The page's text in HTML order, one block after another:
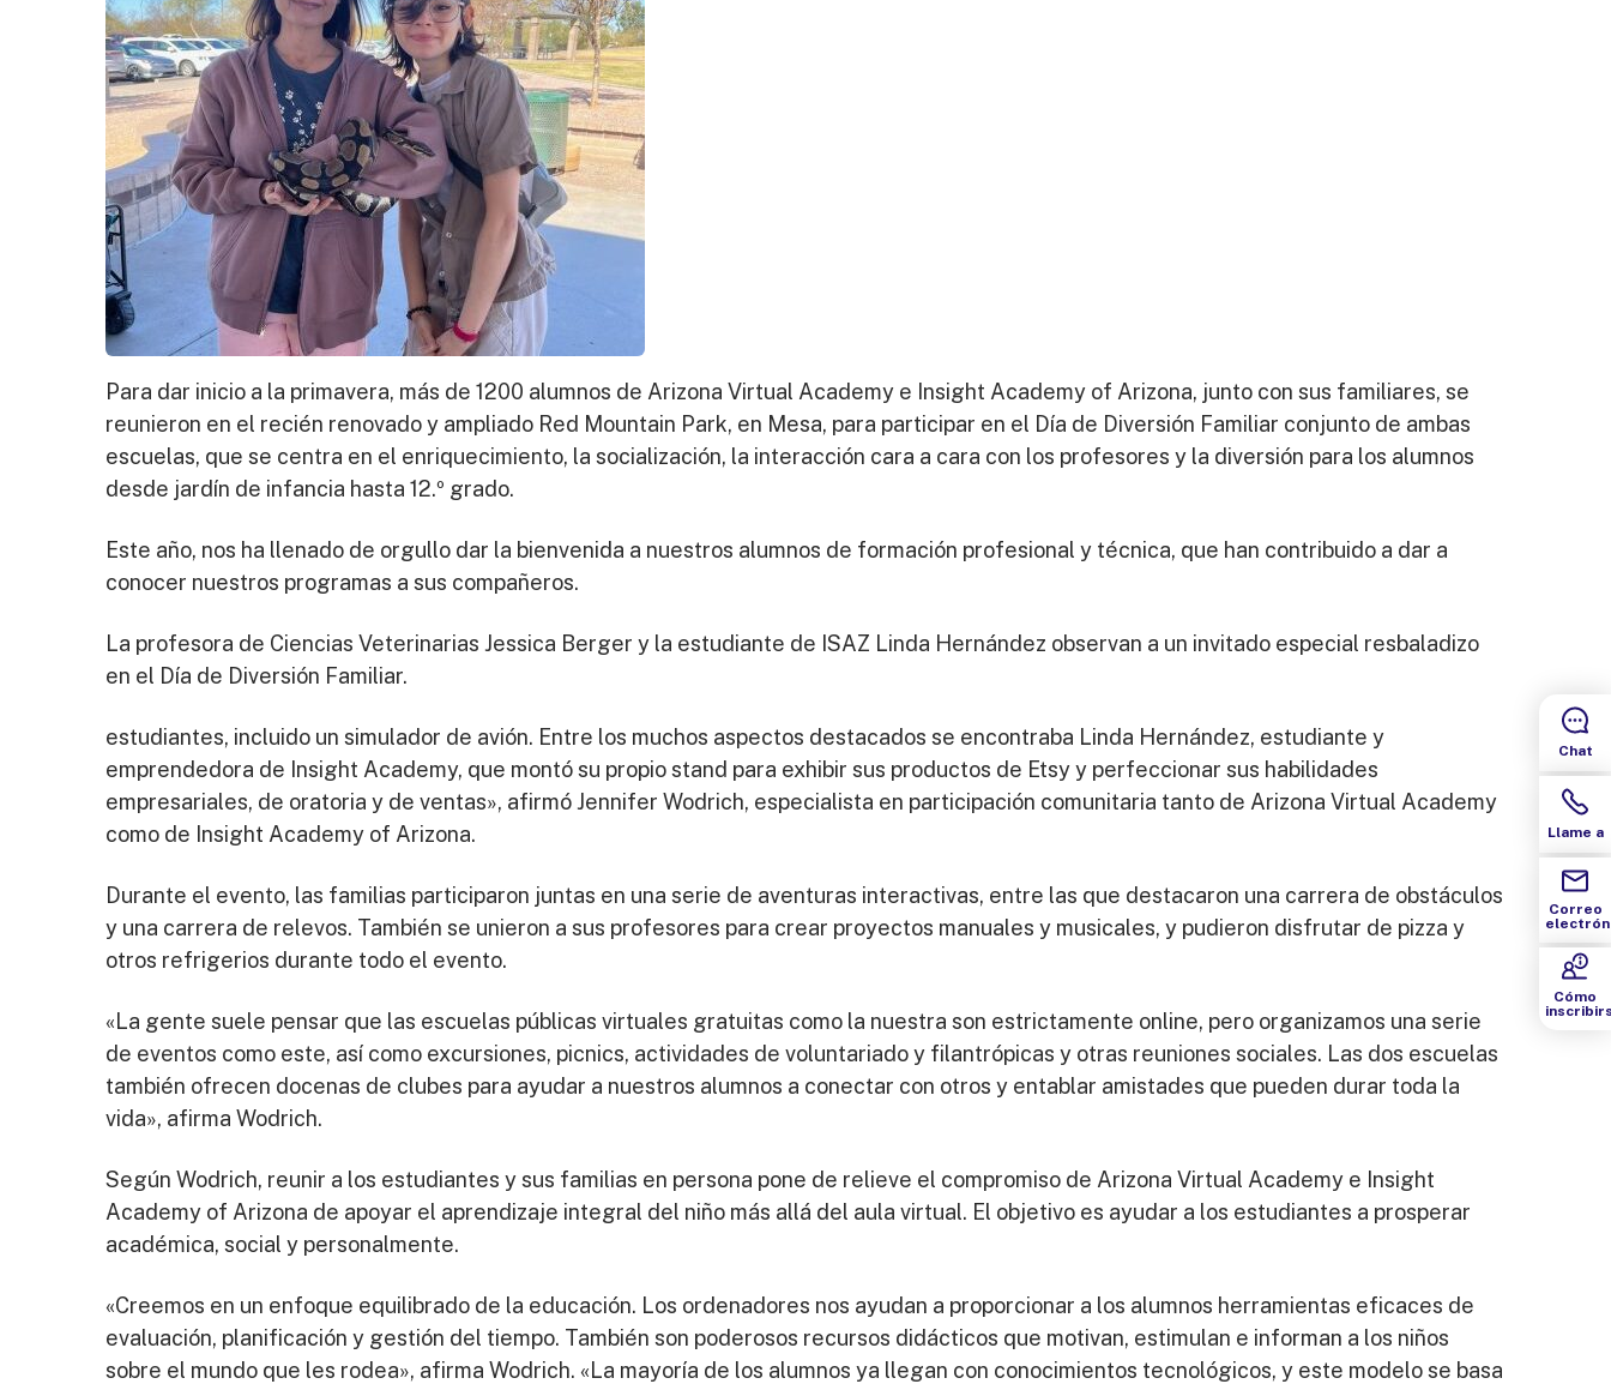
Para dar inicio a la primavera, más de 1200 alumnos de Arizona Virtual Academy e Insight Academy of Arizona, junto con sus familiares, se
reunieron en el recién renovado y ampliado Red Mountain Park, en Mesa, para participar en el Día de Diversión Familiar conjunto de ambas
escuelas, que se centra en el enriquecimiento, la socialización, la interacción cara a cara con los profesores y la diversión para los alumnos
desde jardín de infancia hasta 12.º grado.
Este año, nos ha llenado de orgullo dar la bienvenida a nuestros alumnos de formación profesional y técnica, que han contribuido a dar a
conocer nuestros programas a sus compañeros.
La profesora de Ciencias Veterinarias Jessica Berger y la estudiante de ISAZ Linda Hernández observan a un invitado especial resbaladizo
en el Día de Diversión Familiar.
estudiantes, incluido un simulador de avión. Entre los muchos aspectos destacados se encontraba Linda Hernández, estudiante y
emprendedora de Insight Academy, que montó su propio stand para exhibir sus productos de Etsy y perfeccionar sus habilidades
empresariales, de oratoria y de ventas», afirmó Jennifer Wodrich, especialista en participación comunitaria tanto de Arizona Virtual Academy
como de Insight Academy of Arizona.
Durante el evento, las familias participaron juntas en una serie de aventuras interactivas, entre las que destacaron una carrera de obstáculos
y una carrera de relevos. También se unieron a sus profesores para crear proyectos manuales y musicales, y pudieron disfrutar de pizza y
otros refrigerios durante todo el evento.
«La gente suele pensar que las escuelas públicas virtuales gratuitas como la nuestra son estrictamente online, pero organizamos una serie
de eventos como este, así como excursiones, picnics, actividades de voluntariado y filantrópicas y otras reuniones sociales. Las dos escuelas
también ofrecen docenas de clubes para ayudar a nuestros alumnos a conectar con otros y entablar amistades que pueden durar toda la
vida», afirma Wodrich.
Según Wodrich, reunir a los estudiantes y sus familias en persona pone de relieve el compromiso de Arizona Virtual Academy e Insight
Academy of Arizona de apoyar el aprendizaje integral del niño más allá del aula virtual. El objetivo es ayudar a los estudiantes a prosperar
académica, social y personalmente.
«Creemos en un enfoque equilibrado de la educación. Los ordenadores nos ayudan a proporcionar a los alumnos herramientas eficaces de
evaluación, planificación y gestión del tiempo. También son poderosos recursos didácticos que motivan, estimulan e informan a los niños
sobre el mundo que les rodea», afirma Wodrich. «La mayoría de los alumnos ya llegan con conocimientos tecnológicos, y este modelo se basa
Chat
Llame a
Correo
Cómo